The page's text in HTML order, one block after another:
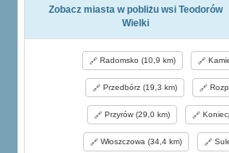
Zobacz miasta w pobliżu wsi Teodorów
Wielki
Radomsko (10,9 km)
Przedbórz (19,3 km)
Przyrów (29,0 km)
Włoszczowa (34,4 km)